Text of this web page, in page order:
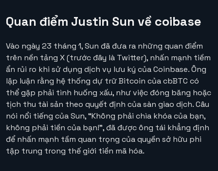
Quan điểm Justin Sun về coibase
Vào ngày 23 tháng 1, Sun đã đưa ra những quan điểm
trên nền tảng X (trước đây là Twitter), nhấn mạnh tiềm
ẩn rủi ro khi sử dụng dịch vụ lưu ký của Coinbase. Ông
lập luận rằng hệ thống dự trữ Bitcoin của cbBTC có
thể gặp phải tình huống xấu, như việc đóng băng hoặc
tịch thu tài sản theo quyết định của sàn giao dịch. Câu
nói nổi tiếng của Sun, “Không phải chìa khóa của bạn,
không phải tiền của bạn!”, đã được ông tái khẳng định
để nhấn mạnh tầm quan trọng của quyền sở hữu phi
tập trung trong thế giới tiền mã hóa.